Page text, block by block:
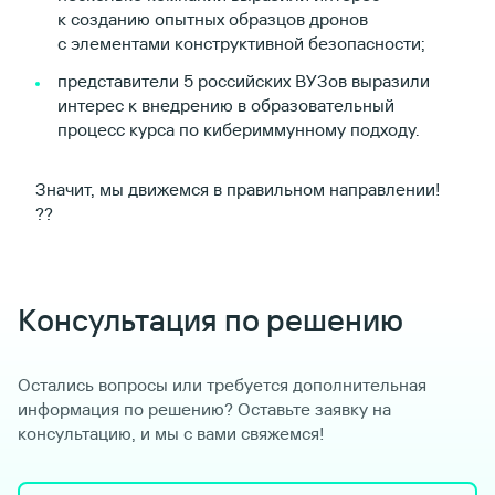
к созданию опытных образцов дронов
с элементами конструктивной безопасности;
представители 5 российских ВУЗов выразили
интерес к внедрению в образовательный
процесс курса по кибериммунному подходу.
Значит, мы движемся в правильном направлении!
??
Консультация по решению
Остались вопросы или требуется дополнительная
информация по решению? Оставьте заявку на
консультацию, и мы с вами свяжемся!